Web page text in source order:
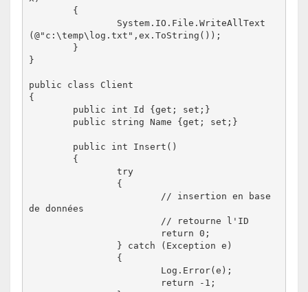
(@"c:\temp\log.txt",ex.ToString());
}
public class Client
{
		try
de données